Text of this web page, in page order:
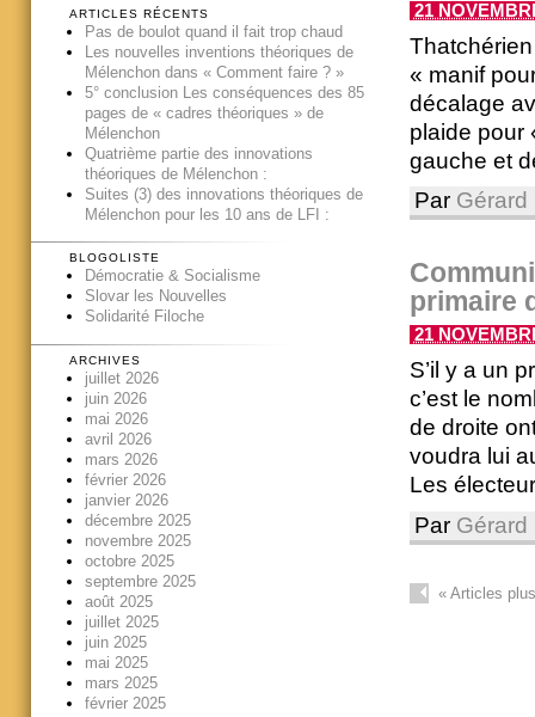
21
« manif
décalage
plaide pour
gauche et
Par Gérard
primaire
21
S’il y a un
c’est le
de droite
voudra lui
Les
Par Gérard
«Articles
ARTICLES RÉCENTS
Pas de boulot quand il fait trop chaud
Les nouvelles inventions théoriques de
Mélenchon dans « Comment faire ? »
5° conclusion Les conséquences des 85
pages de « cadres théoriques » de
Mélenchon
Quatrième partie des innovations
théoriques de Mélenchon :
Suites (3) des innovations théoriques de
Mélenchon pour les 10 ans de LFI :
BLOGOLISTE
Démocratie & Socialisme
Slovar les Nouvelles
Solidarité Filoche
ARCHIVES
juillet 2026
juin 2026
mai 2026
avril 2026
mars 2026
février 2026
janvier 2026
décembre 2025
novembre 2025
octobre 2025
septembre 2025
août 2025
juillet 2025
juin 2025
mai 2025
mars 2025
février 2025